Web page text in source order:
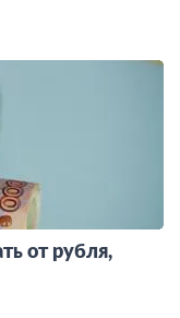
от рубля,